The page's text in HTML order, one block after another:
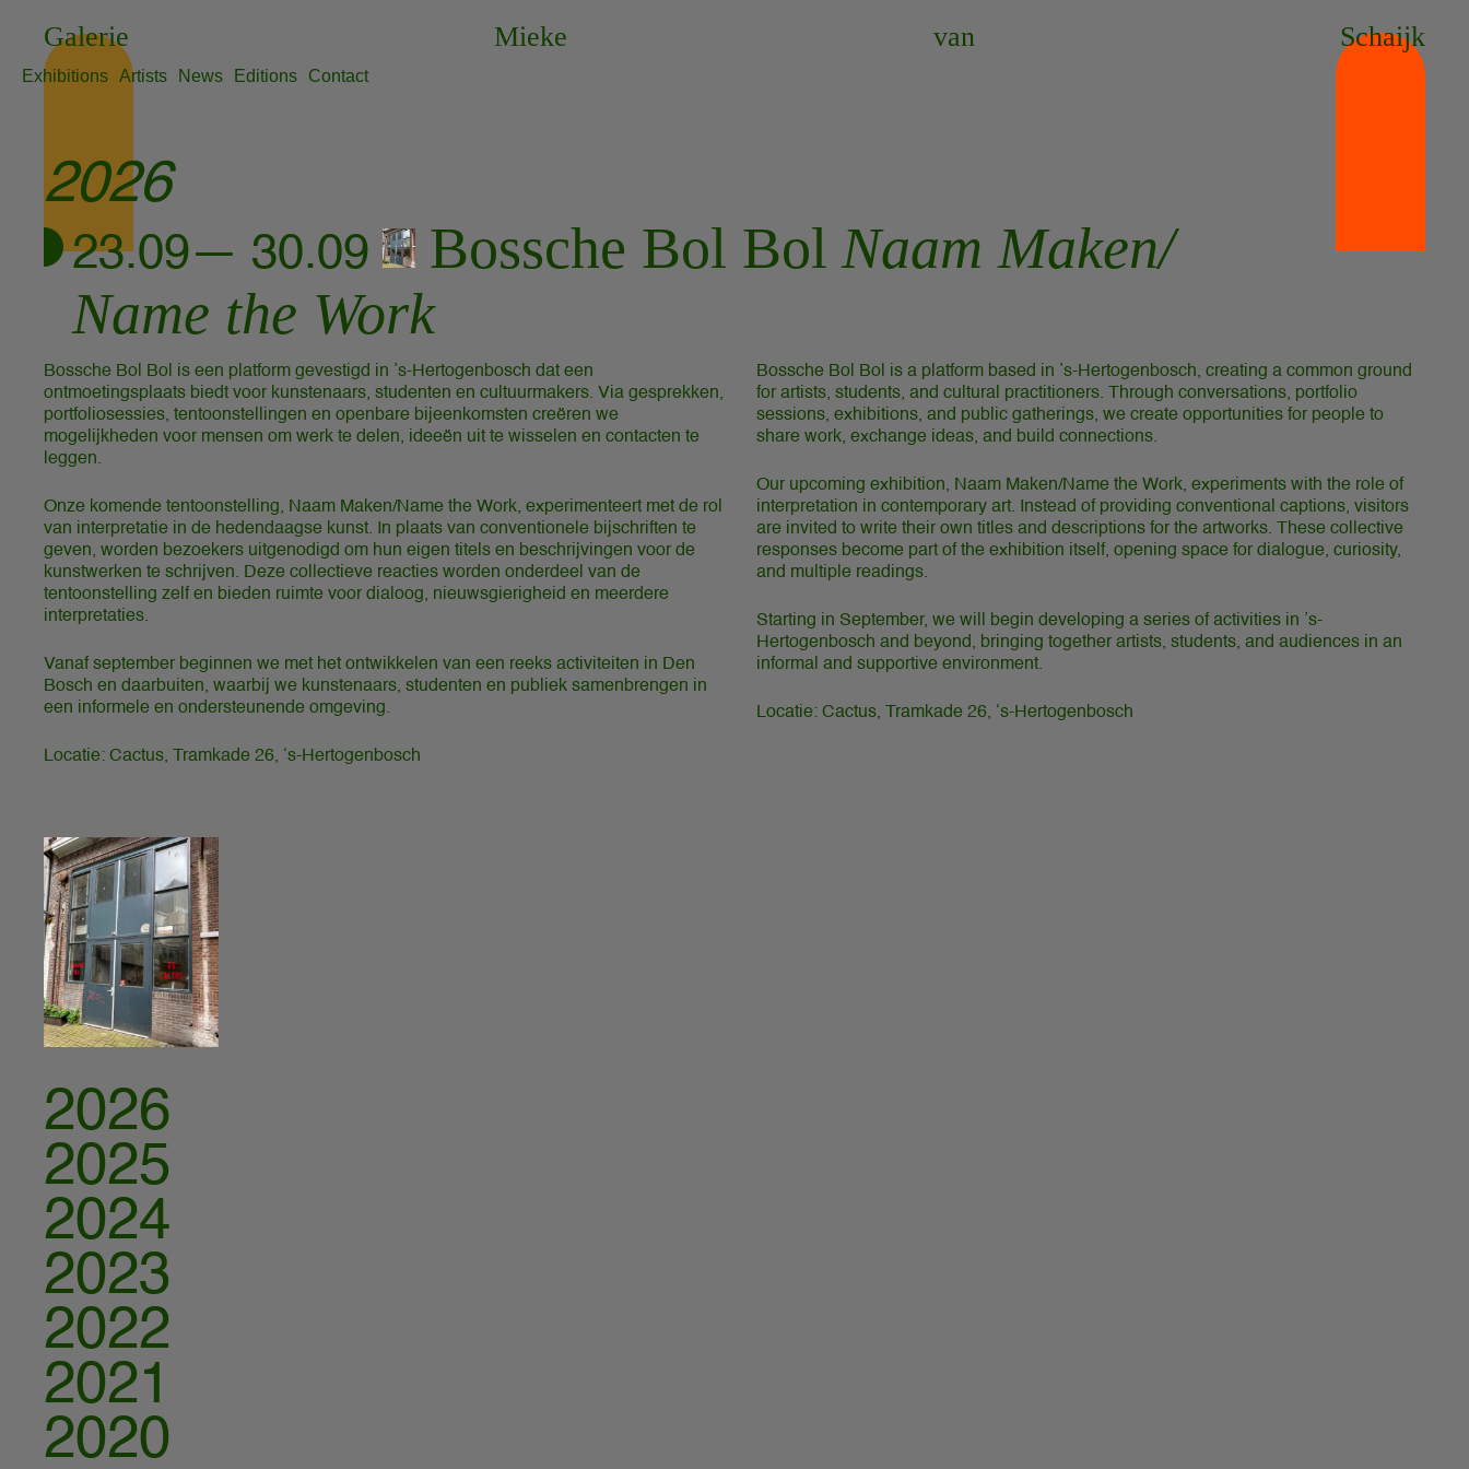
content
Galerie Mieke van Schaijk
Exhibitions Artists News Editions Contact
2026
23.09— 30.09 Bossche Bol Bol Naam Maken/
Name the Work
Bossche Bol Bol is een platform gevestigd in ’s-Hertogenbosch dat een
ontmoetingsplaats biedt voor kunstenaars, studenten en cultuurmakers. Via gesprekken,
portfoliosessies, tentoonstellingen en openbare bijeenkomsten creëren we
mogelijkheden voor mensen om werk te delen, ideeën uit te wisselen en contacten te
leggen.
Onze komende tentoonstelling, Naam Maken/Name the Work, experimenteert met de rol
van interpretatie in de hedendaagse kunst. In plaats van conventionele bijschriften te
geven, worden bezoekers uitgenodigd om hun eigen titels en beschrijvingen voor de
kunstwerken te schrijven. Deze collectieve reacties worden onderdeel van de
tentoonstelling zelf en bieden ruimte voor dialoog, nieuwsgierigheid en meerdere
interpretaties.
Vanaf september beginnen we met het ontwikkelen van een reeks activiteiten in Den
Bosch en daarbuiten, waarbij we kunstenaars, studenten en publiek samenbrengen in
een informele en ondersteunende omgeving.
Locatie: Cactus, Tramkade 26, ‘s-Hertogenbosch
Bossche Bol Bol is a platform based in ’s-Hertogenbosch, creating a common ground
for artists, students, and cultural practitioners. Through conversations, portfolio
sessions, exhibitions, and public gatherings, we create opportunities for people to
share work, exchange ideas, and build connections.
Our upcoming exhibition, Naam Maken/Name the Work, experiments with the role of
interpretation in contemporary art. Instead of providing conventional captions, visitors
are invited to write their own titles and descriptions for the artworks. These collective
responses become part of the exhibition itself, opening space for dialogue, curiosity,
and multiple readings.
Starting in September, we will begin developing a series of activities in ’s-
Hertogenbosch and beyond, bringing together artists, students, and audiences in an
informal and supportive environment.
Locatie: Cactus, Tramkade 26, ‘s-Hertogenbosch
2026
2025
2024
2023
2022
2021
2020